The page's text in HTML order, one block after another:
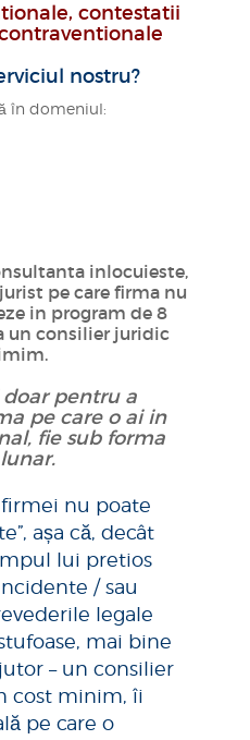
contestatii
nostru?
în domeniul:
inlocuieste,
pe care firma nu
in program de 8
un consilier juridic
pentru a
pe care o ai in
fie sub forma
nu poate
așa că, decât
lui pretios
/ sau
legale
mai bine
– un consilier
cost minim, îi
pe care o